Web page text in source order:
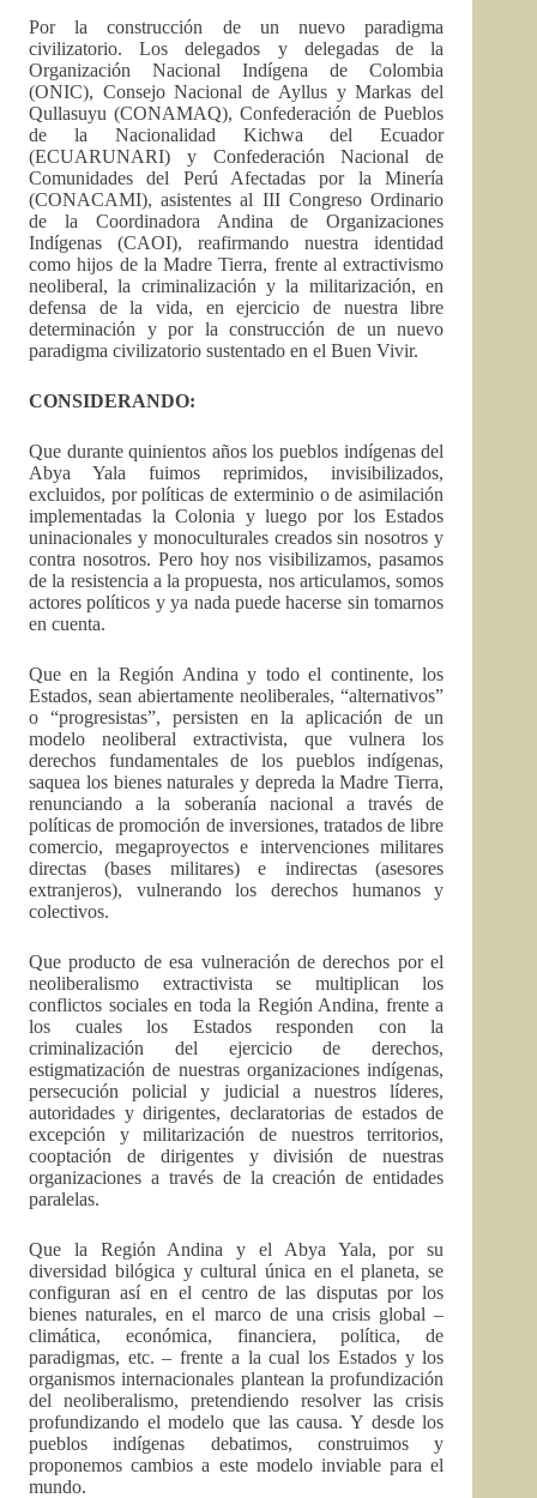
Por la construcción de un nuevo paradigma
civilizatorio. Los delegados y delegadas de la
Organización Nacional Indígena de Colombia
(ONIC), Consejo Nacional de Ayllus y Markas del
Qullasuyu (CONAMAQ), Confederación de Pueblos
de la Nacionalidad Kichwa del Ecuador
(ECUARUNARI) y Confederación Nacional de
Comunidades del Perú Afectadas por la Minería
(CONACAMI), asistentes al III Congreso Ordinario
de la Coordinadora Andina de Organizaciones
Indígenas (CAOI), reafirmando nuestra identidad
como hijos de la Madre Tierra, frente al extractivismo
neoliberal, la criminalización y la militarización, en
defensa de la vida, en ejercicio de nuestra libre
determinación y por la construcción de un nuevo
paradigma civilizatorio sustentado en el Buen Vivir.
CONSIDERANDO:
Que durante quinientos años los pueblos indígenas del
Abya Yala fuimos reprimidos, invisibilizados,
excluidos, por políticas de exterminio o de asimilación
implementadas la Colonia y luego por los Estados
uninacionales y monoculturales creados sin nosotros y
contra nosotros. Pero hoy nos visibilizamos, pasamos
de la resistencia a la propuesta, nos articulamos, somos
actores políticos y ya nada puede hacerse sin tomarnos
en cuenta.
Que en la Región Andina y todo el continente, los
Estados, sean abiertamente neoliberales, “alternativos”
o “progresistas”, persisten en la aplicación de un
modelo neoliberal extractivista, que vulnera los
derechos fundamentales de los pueblos indígenas,
saquea los bienes naturales y depreda la Madre Tierra,
renunciando a la soberanía nacional a través de
políticas de promoción de inversiones, tratados de libre
comercio, megaproyectos e intervenciones militares
directas (bases militares) e indirectas (asesores
extranjeros), vulnerando los derechos humanos y
colectivos.
Que producto de esa vulneración de derechos por el
neoliberalismo extractivista se multiplican los
conflictos sociales en toda la Región Andina, frente a
los cuales los Estados responden con la
criminalización del ejercicio de derechos,
estigmatización de nuestras organizaciones indígenas,
persecución policial y judicial a nuestros líderes,
autoridades y dirigentes, declaratorias de estados de
excepción y militarización de nuestros territorios,
cooptación de dirigentes y división de nuestras
organizaciones a través de la creación de entidades
paralelas.
Que la Región Andina y el Abya Yala, por su
diversidad bilógica y cultural única en el planeta, se
configuran así en el centro de las disputas por los
bienes naturales, en el marco de una crisis global –
climática, económica, financiera, política, de
paradigmas, etc. – frente a la cual los Estados y los
organismos internacionales plantean la profundización
del neoliberalismo, pretendiendo resolver las crisis
profundizando el modelo que las causa. Y desde los
pueblos indígenas debatimos, construimos y
proponemos cambios a este modelo inviable para el
mundo.